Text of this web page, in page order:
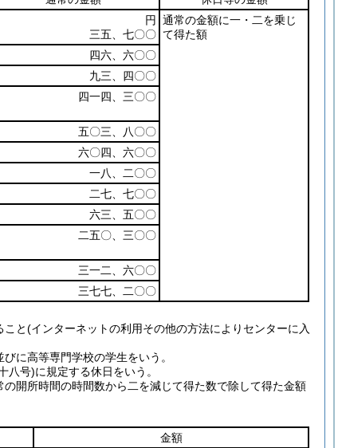
円
三五、七〇〇
通常の金額に一・二を乗じ
て得た額
四六、六〇〇
九三、四〇〇
四一四、三〇〇
五〇三、八〇〇
六〇四、六〇〇
一八、二〇〇
二七、七〇〇
六三、五〇〇
二五〇、三〇〇
三一二、六〇〇
三七七、二〇〇
と(インターネットの利用その他の方法によりセンターに入
に高等専門学校の学生をいう。
号)に規定する休日をいう。
開所時間の時間数から二を減じて得た数で除して得た金額
金額